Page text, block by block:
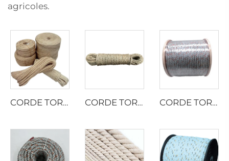
agricoles.
CORDE TORSADÉE EN SISAL CORDE TORSADÉE EN SISAL CORDE TORSADÉE PP AVEC PLOMB